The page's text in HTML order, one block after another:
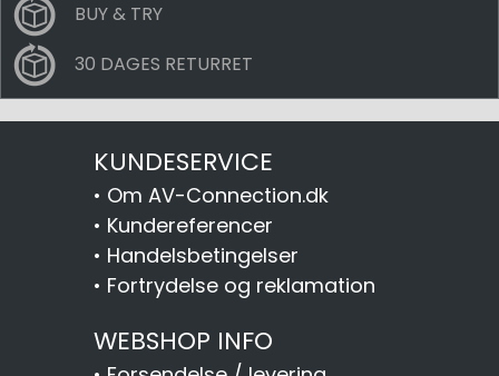
BUY & TRY
30 DAGES RETURRET
KUNDESERVICE
• Om AV-Connection.dk
• Kundereferencer
• Handelsbetingelser
• Fortrydelse og reklamation
WEBSHOP INFO